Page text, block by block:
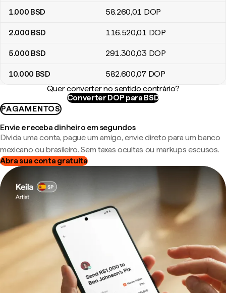
1.000 BSD 58.260,01 DOP
2.000 BSD 116.520,01 DOP
5.000 BSD 291.300,03 DOP
10.000 BSD 582.600,07 DOP
Quer converter no sentido contrário?
Converter DOP para BSD
PAGAMENTOS
Envie e receba dinheiro em segundos
Divida uma conta, pague um amigo, envie direto para um banco
mexicano ou brasileiro. Sem taxas ocultas ou markups escusos.
Abra sua conta gratuita